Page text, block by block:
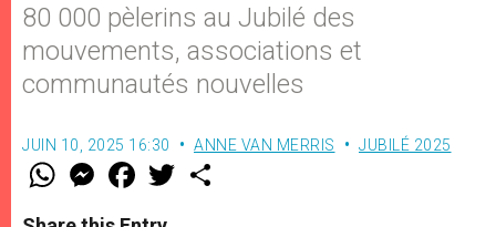
80 000 pèlerins au Jubilé des
mouvements, associations et
communautés nouvelles
JUIN 10, 2025 16:30 ANNE VAN MERRIS JUBILÉ 2025
W
t
M
e
s
F
a
e
w